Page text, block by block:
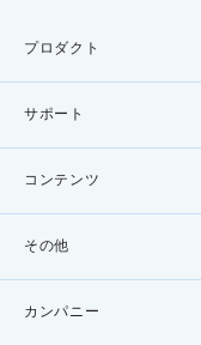
プロダクト
サポート
コンテンツ
その他
カンパニー